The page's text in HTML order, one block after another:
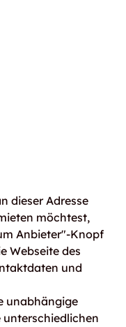
dieser Adresse
möchtest,
Anbieter"-Knopf
Webseite des
und
unabhängige